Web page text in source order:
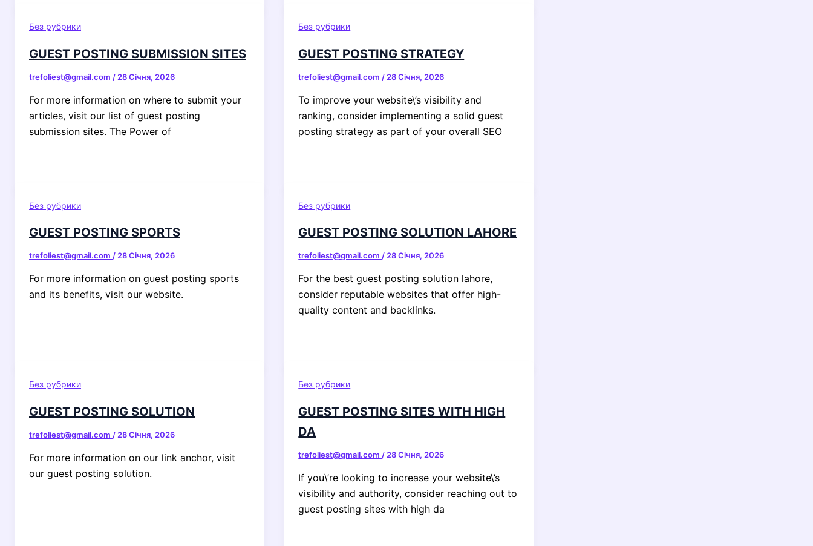
Без рубрики
GUEST POSTING SUBMISSION SITES
trefoliest@gmail.com / 28 Січня, 2026
For more information on where to submit your
articles, visit our list of guest posting
submission sites. The Power of
Без рубрики
GUEST POSTING STRATEGY
trefoliest@gmail.com / 28 Січня, 2026
To improve your website\’s visibility and
ranking, consider implementing a solid guest
posting strategy as part of your overall SEO
Без рубрики
GUEST POSTING SPORTS
trefoliest@gmail.com /28 Січня, 2026
For more information on guest posting sports
and its benefits, visit our website.
Без рубрики
GUEST POSTING SOLUTION LAHORE
trefoliest@gmail.com/28 Січня, 2026
For the best guest posting solution lahore,
consider reputable websites that offer high-
quality content and backlinks.
Без рубрики
GUEST POSTING SOLUTION
trefoliest@gmail.com / 28 Січня, 2026
For more information on our link anchor, visit
our guest posting solution.
Без рубрики
GUEST POSTING SITES WITH HIGH
DA
trefoliest@gmail.com / 28 Січня, 2026
If you\’re looking to increase your website\’s
visibility and authority, consider reaching out to
guest posting sites with high da